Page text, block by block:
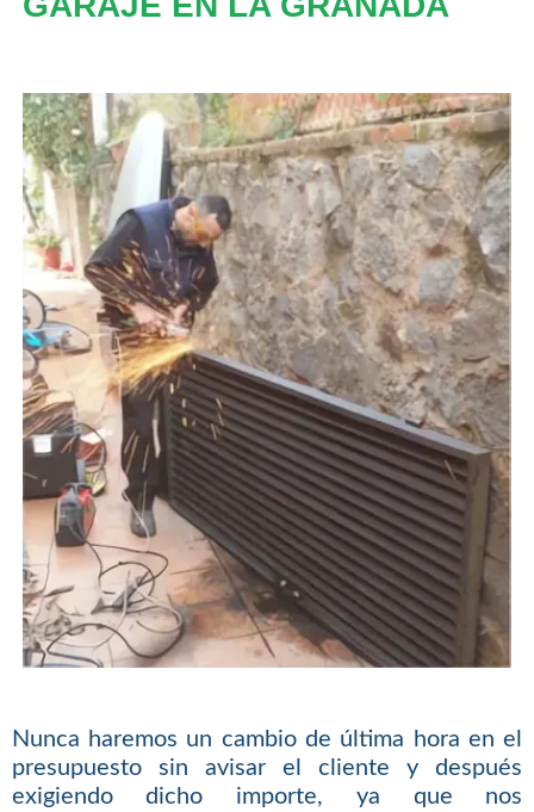
Nunca haremos un cambio de última hora en el
presupuesto sin avisar el cliente y después
exigiendo dicho importe, ya que nos